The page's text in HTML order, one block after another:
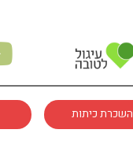
השכרת כיתות